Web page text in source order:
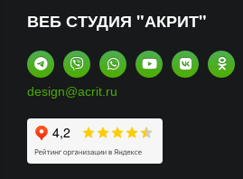
ВЕБ СТУДИЯ "АКРИТ"
design@acrit.ru